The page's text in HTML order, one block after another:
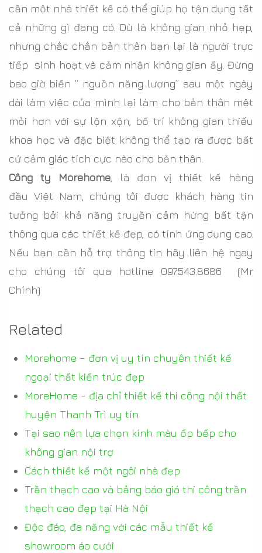
cần một nhà thiết kế có thể giúp họ tận dụng tất
cả những gì đang có. Dù là không gian nhỏ hẹp,
nhưng chắc chắn bản thân bạn lại là người trực
tiếp sinh hoạt và cảm nhận không gian ấy. Đừng
bao giờ biến “ nguồn năng lượng” sau một ngày
dài làm việc của mình lại làm cho bản thân mệt
mỏi hơn với sự lộn xộn, bố trí không gian thiếu
khoa học và đặc biệt không thể tạo ra được bất
cứ cảm giác tích cực nào cho bản thân.
Công ty Morehome, là đơn vị thiết kế hàng
đầu Việt Nam, chúng tôi được khách hàng tin
tưởng bởi khả năng truyền cảm hứng bất tận
thông qua các thiết kế đẹp, có tính ứng dụng cao.
Nếu bạn cần hỗ trợ thông tin hãy liên hệ ngay
cho chúng tôi qua hotline 097.543.8686
(Mr
Chính)
Related
Morehome – đơn vị uy tín chuyên thiết kế
ngoại thất kiến trúc đẹp
MoreHome - địa chỉ thiết kế thi công nội thất
huyện Thanh Trì uy tín
Tại sao nên lựa chọn kính màu ốp bếp cho
không gian nội trợ
Cách thiết kế một ngôi nhà đẹp
Trần thạch cao và bảng báo giá thi công trần
thạch cao đẹp tại Hà Nội
Độc đáo, đa năng với các mẫu thiết kế
showroom áo cưới